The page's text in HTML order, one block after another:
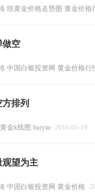
纸黄金价格走势图 黄金价格
做空
中国白银投资网 黄金价格行
排列
金k线图 baiyin · 2016-01-19
观望为主
中国白银投资网 黄金价格 ·